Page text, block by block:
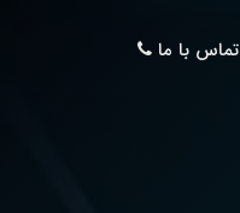
تماس با ما